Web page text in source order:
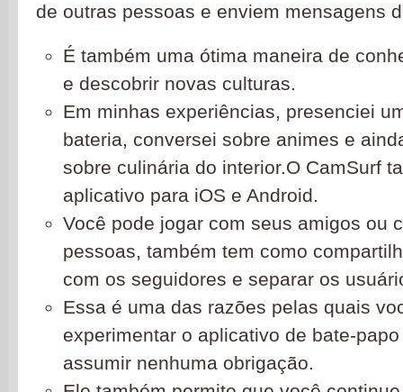
de outras pessoas e enviem mensagens
É também uma ótima maneira de
e descobrir novas culturas.
Em minhas experiências, presenciei
bateria, conversei sobre animes e
sobre culinária do interior.O CamSurf
aplicativo para iOS e Android.
Você pode jogar com seus amigos ou
pessoas, também tem como
com os seguidores e separar os
Essa é uma das razões pelas quais
experimentar o aplicativo de bate-
assumir nenhuma obrigação.